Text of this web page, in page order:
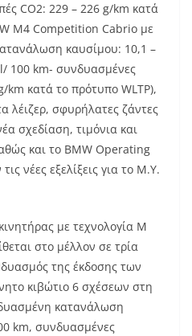
CO2: 229 – 226 g/km κατά
M4 Competition Cabrio με
καυσίμου: 10,1 –
100 km- συνδυασμένες
km κατά το πρότυπο WLTP),
λέιζερ, σφυρήλατες ζάντες
σχεδίαση, τιμόνια και
και το BMW Operating
νέες εξελίξεις για το M.Y.
με τεχνολογία M
στο μέλλον σε τρία
της έκδοσης των
κιβώτιο 6 σχέσεων στη
κατανάλωση
km, συνδυασμένες